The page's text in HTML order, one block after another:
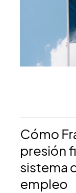
Cómo
presión
sistema
empleo